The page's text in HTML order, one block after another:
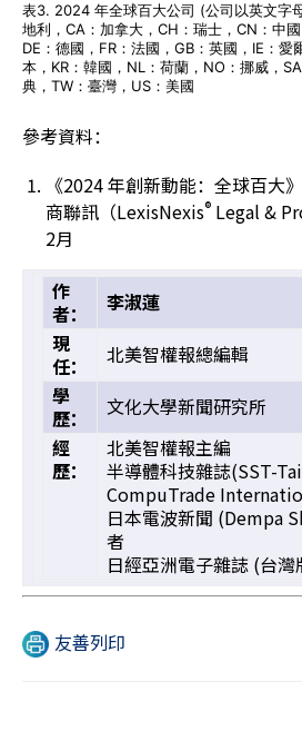
表3. 2024 年全球百大公司 (公司以英文字
地利，CA：加拿大，CH：瑞士，CN：中
DE：德國，FR：法國，GB：英國，IE：愛
本，KR：韓國，NL：荷蘭，NO：挪威，
典，TW：臺灣，US：美國
參考資料：
《2024 年創新動能：全球百大
商聯訊（LexisNexis® Legal &
2月
作
者：
李淑蓮
現
任：
北美智權報總編輯
學
歷：
文化大學新聞研究所
經
歷：
北美智權報主編
半導體科技雜誌(SST-
CompuTrade
日本電波新聞 (Dempa
者
日經亞洲電子雜誌 (台灣
友善列印